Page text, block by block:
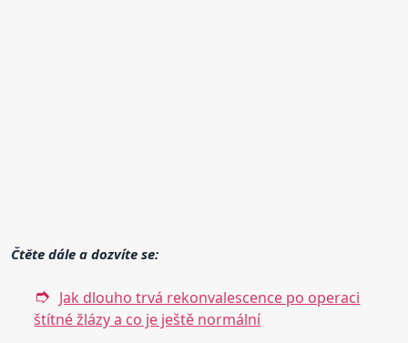
Čtěte dále a dozvíte se:
Jak dlouho trvá rekonvalescence po operaci
štítné žlázy a co je ještě normální